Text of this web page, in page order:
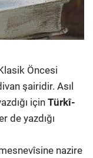
Klasik Öncesi
şairidir. Asıl
için Türkî-
de yazdığı
nazire